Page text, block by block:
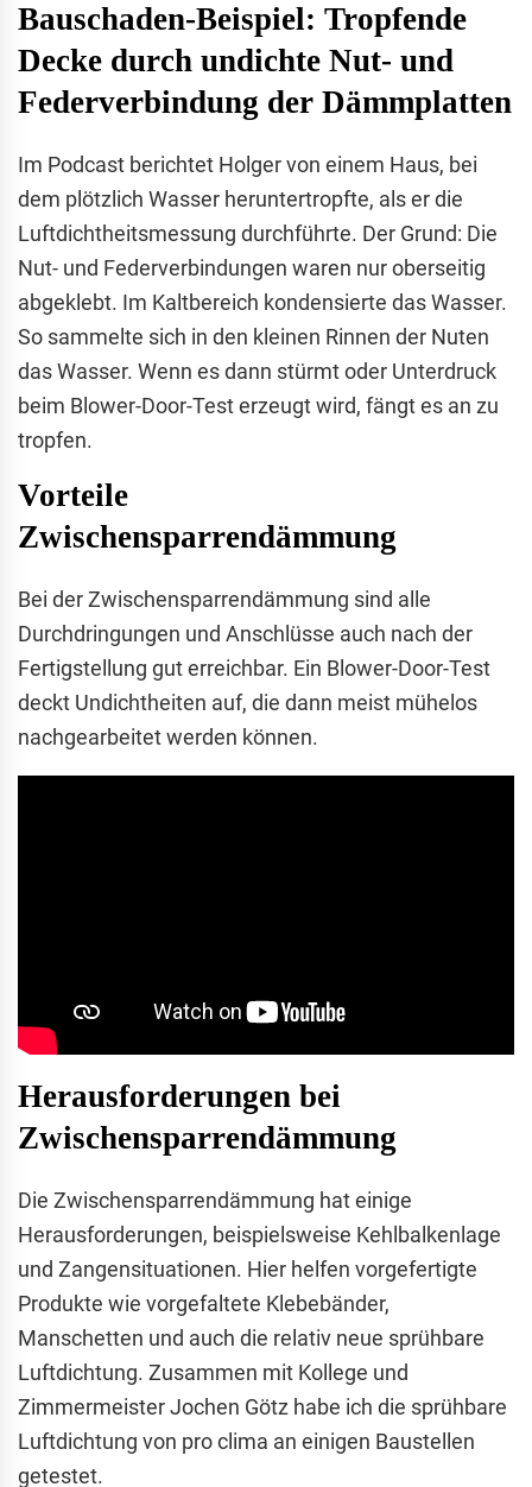
Bauschaden-Beispiel: Tropfende
Decke durch undichte Nut- und
Federverbindung der Dämmplatten
Im Podcast berichtet Holger von einem Haus, bei
dem plötzlich Wasser heruntertropfte, als er die
Luftdichtheitsmessung durchführte. Der Grund: Die
Nut- und Federverbindungen waren nur oberseitig
abgeklebt. Im Kaltbereich kondensierte das Wasser.
So sammelte sich in den kleinen Rinnen der Nuten
das Wasser. Wenn es dann stürmt oder Unterdruck
beim Blower-Door-Test erzeugt wird, fängt es an zu
tropfen.
Vorteile
Zwischensparrendämmung
Bei der Zwischensparrendämmung sind alle
Durchdringungen und Anschlüsse auch nach der
Fertigstellung gut erreichbar. Ein Blower-Door-Test
deckt Undichtheiten auf, die dann meist mühelos
nachgearbeitet werden können.
Herausforderungen bei
Zwischensparrendämmung
Die Zwischensparrendämmung hat einige
Herausforderungen, beispielsweise Kehlbalkenlage
und Zangensituationen. Hier helfen vorgefertigte
Produkte wie vorgefaltete Klebebänder,
Manschetten und auch die relativ neue sprühbare
Luftdichtung. Zusammen mit Kollege und
Zimmermeister Jochen Götz habe ich die sprühbare
Luftdichtung von pro clima an einigen Baustellen
getestet.